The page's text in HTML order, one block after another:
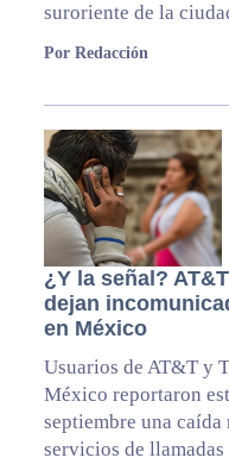
suroriente de la
Por Redacción
¿Y la señal?
dejan
en México
Usuarios de AT&T y
México reportaron
septiembre una caída
servicios de